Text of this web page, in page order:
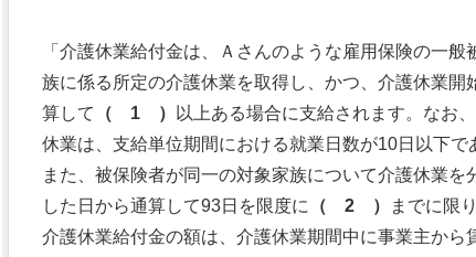
「介護休業給付金は、Ａさんのような雇用保険の一
族に係る所定の介護休業を取得し、かつ、介護休業開
算して （ 1 ）
以上ある場合に支給されます。なお
休業は、支給単位期間における就業日数が10日以下で
また、被保険者が同一の対象家族について介護休業
した日から通算して93日を限度に （ 2 ）
までに限
介護休業給付金の額は、介護休業期間中に事業主から